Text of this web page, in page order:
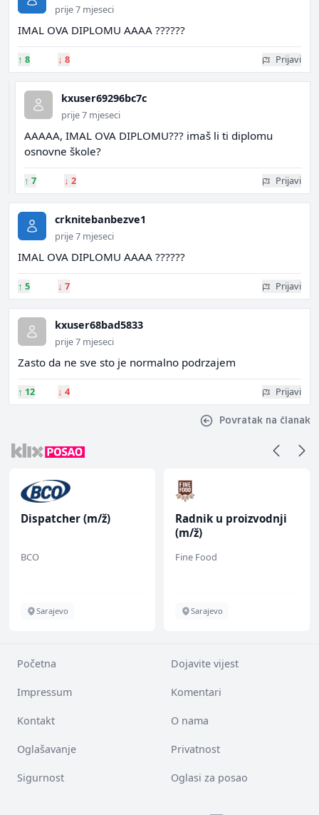
prije 7 mjeseci
IMAL OVA DIPLOMU AAAA ??????
↑ 8 ↓ 8 Prijavi
kxuser69296bc7c
prije 7 mjeseci
AAAAA, IMAL OVA DIPLOMU??? imaš li ti diplomu
osnovne škole?
↑ 7 ↓ 2 Prijavi
crknitebanbezve1
prije 7 mjeseci
IMAL OVA DIPLOMU AAAA ??????
↑ 5 ↓ 7 Prijavi
kxuser68bad5833
prije 7 mjeseci
Zasto da ne sve sto je normalno podrzajem
↑ 12 ↓ 4 Prijavi
Povratak na članak
Dispatcher (m/ž)
BCO
Sarajevo
Radnik u proizvodnji
(m/ž)
Fine Food
Sarajevo
Početna Dojavite vijest
Impressum Komentari
Kontakt O nama
Oglašavanje Privatnost
Sigurnost Oglasi za posao